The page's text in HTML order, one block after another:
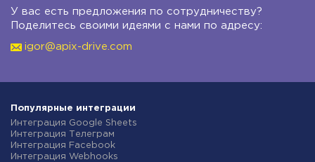
У вас есть предложения по сотрудничеству?
Поделитесь своими идеями с нами по адресу:
igor@apix-drive.com
Популярные интеграции
Интеграция Google Sheets
Интеграция Телеграм
Интеграция Facebook
Интеграция Webhooks